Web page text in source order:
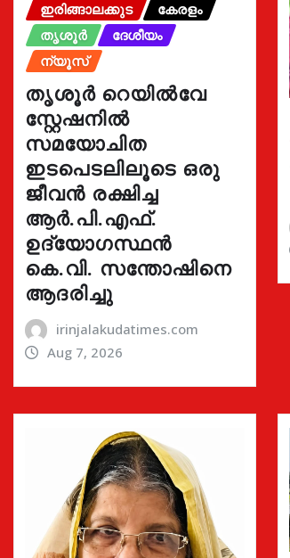
ഇരിങ്ങാലക്കുട
കേരളം
തൃശൂർ
ദേശീയം
ന്യൂസ്
തൃശൂർ റെയിൽവേ
സ്റ്റേഷനിൽ
സമയോചിത
ഇടപെടലിലൂടെ ഒരു
ജീവൻ രക്ഷിച്ച
ആർ.പി.എഫ്.
ഉദ്യോഗസ്ഥൻ
കെ.വി. സന്തോഷിനെ
ആദരിച്ചു
irinjalakudatimes.com
Aug 7, 2026